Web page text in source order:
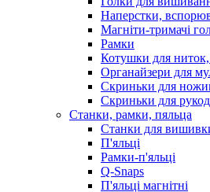
Наперстки,
Магніти-тримачі
Рамки
Котушки для ниток,
Органайзери для
Скриньки для
Скриньки для
Станки, рамки, пяльца
Станки для
П'яльці
Рамки-п'яльці
Q-Snaps
П'яльці магнітні